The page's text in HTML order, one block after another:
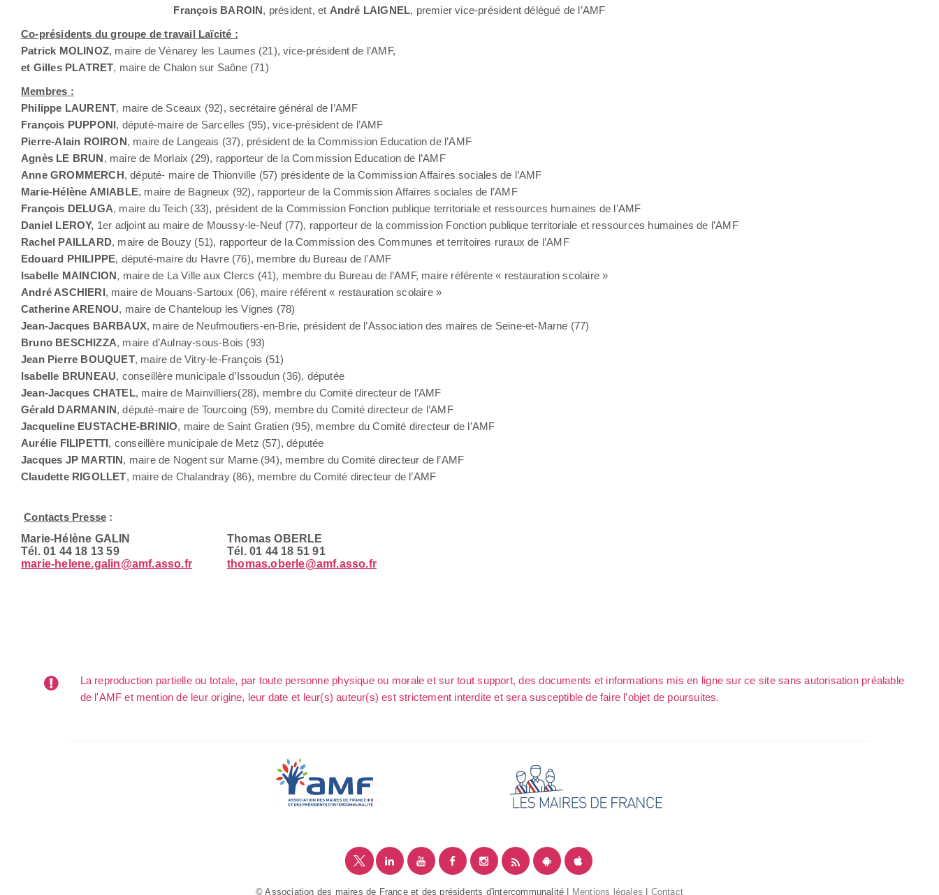
François BAROIN, président, et André LAIGNEL, premier vice-président délégué de l’AMF
Co-présidents du groupe de travail Laïcité :
Patrick MOLINOZ, maire de Vénarey les Laumes (21), vice-président de l’AMF,
et Gilles PLATRET, maire de Chalon sur Saône (71)
Membres :
Philippe LAURENT, maire de Sceaux (92), secrétaire général de l’AMF
François PUPPONI, député-maire de Sarcelles (95), vice-président de l’AMF
Pierre-Alain ROIRON, maire de Langeais (37), président de la Commission Education de l’AMF
Agnès LE BRUN, maire de Morlaix (29), rapporteur de la Commission Education de l’AMF
Anne GROMMERCH, député- maire de Thionville (57) présidente de la Commission Affaires sociales de l’AMF
Marie-Hélène AMIABLE, maire de Bagneux (92), rapporteur de la Commission Affaires sociales de l’AMF
François DELUGA, maire du Teich (33), président de la Commission Fonction publique territoriale et ressources humaines de l’AMF
Daniel LEROY, 1er adjoint au maire de Moussy-le-Neuf (77), rapporteur de la commission Fonction publique territoriale et ressources humaines de l’AMF
Rachel PAILLARD, maire de Bouzy (51), rapporteur de la Commission des Communes et territoires ruraux de l’AMF
Edouard PHILIPPE, député-maire du Havre (76), membre du Bureau de l’AMF
Isabelle MAINCION, maire de La Ville aux Clercs (41), membre du Bureau de l’AMF, maire référente « restauration scolaire »
André ASCHIERI, maire de Mouans-Sartoux (06), maire référent « restauration scolaire »
Catherine ARENOU, maire de Chanteloup les Vignes (78)
Jean-Jacques BARBAUX, maire de Neufmoutiers-en-Brie, président de l’Association des maires de Seine-et-Marne (77)
Bruno BESCHIZZA, maire d’Aulnay-sous-Bois (93)
Jean Pierre BOUQUET, maire de Vitry-le-François (51)
Isabelle BRUNEAU, conseillère municipale d’Issoudun (36), députée
Jean-Jacques CHATEL, maire de Mainvilliers(28), membre du Comité directeur de l’AMF
Gérald DARMANIN, député-maire de Tourcoing (59), membre du Comité directeur de l’AMF
Jacqueline EUSTACHE-BRINIO, maire de Saint Gratien (95), membre du Comité directeur de l’AMF
Aurélie FILIPETTI, conseillère municipale de Metz (57), députée
Jacques JP MARTIN, maire de Nogent sur Marne (94), membre du Comité directeur de l’AMF
Claudette RIGOLLET, maire de Chalandray (86), membre du Comité directeur de l’AMF
Contacts Presse :
Marie-Hélène GALIN
Thomas OBERLE
Tél. 01 44 18 13 59
Tél. 01 44 18 51 91
marie-helene.galin@amf.asso.fr
thomas.oberle@amf.asso.fr
La reproduction partielle ou totale, par toute personne physique ou morale et sur tout support, des documents et informations mis en ligne sur ce site sans autorisation préalable
de l'AMF et mention de leur origine, leur date et leur(s) auteur(s) est strictement interdite et sera susceptible de faire l'objet de poursuites.
© Association des maires de France et des présidents d'intercommunalité | Mentions légales | Contact